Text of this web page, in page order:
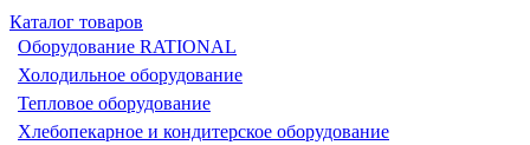
Каталог товаров
Оборудование RATIONAL
Холодильное оборудование
Тепловое оборудование
Хлебопекарное и кондитерское оборудование